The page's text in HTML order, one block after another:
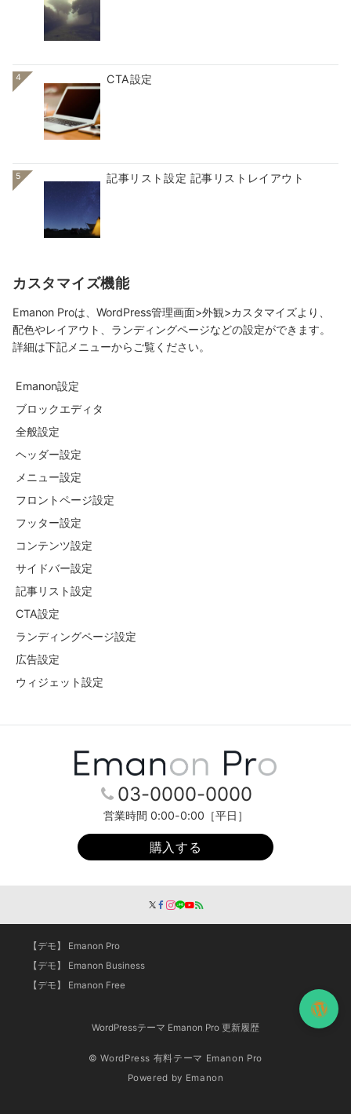
4 CTA設定
5 記事リスト設定 記事リストレイアウト
カスタマイズ機能
Emanon Proは、WordPress管理画面>外観>カスタマイズより、
配色やレイアウト、ランディングページなどの設定ができます。
詳細は下記メニューからご覧ください。
Emanon設定
ブロックエディタ
全般設定
ヘッダー設定
メニュー設定
フロントページ設定
フッター設定
コンテンツ設定
サイドバー設定
記事リスト設定
CTA設定
ランディングページ設定
広告設定
ウィジェット設定
03-0000-0000
営業時間 0:00-0:00［平日］
購入する
【デモ】 Emanon Pro
【デモ】 Emanon Business
【デモ】 Emanon Free
WordPressテーマ Emanon Pro 更新履歴
© WordPress 有料テーマ Emanon Pro
Powered by Emanon